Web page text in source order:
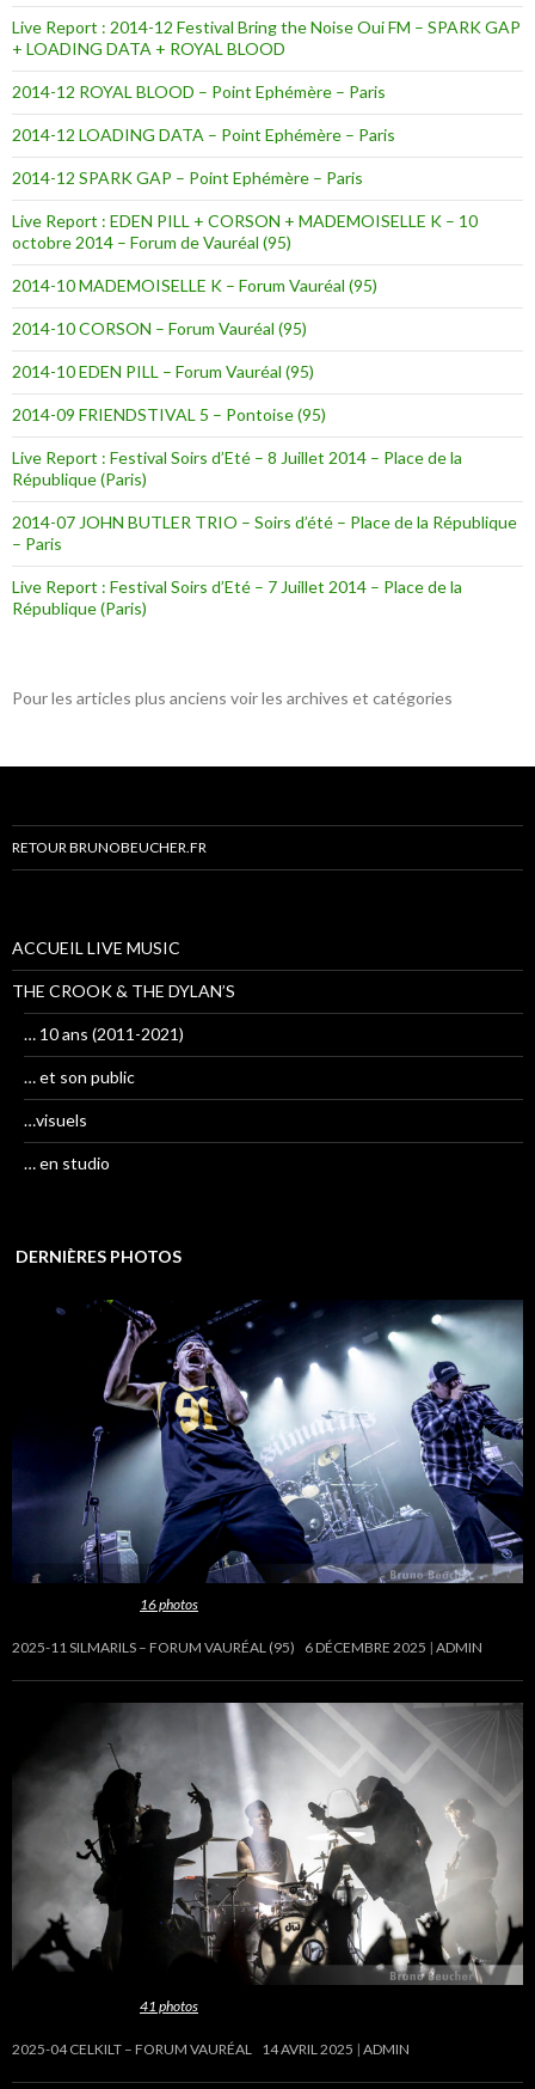
Live Report : 2014-12 Festival Bring the Noise Oui FM – SPARK GAP
+ LOADING DATA + ROYAL BLOOD
2014-12 ROYAL BLOOD – Point Ephémère – Paris
2014-12 LOADING DATA – Point Ephémère – Paris
2014-12 SPARK GAP – Point Ephémère – Paris
Live Report : EDEN PILL + CORSON + MADEMOISELLE K – 10
octobre 2014 – Forum de Vauréal (95)
2014-10 MADEMOISELLE K – Forum Vauréal (95)
2014-10 CORSON – Forum Vauréal (95)
2014-10 EDEN PILL – Forum Vauréal (95)
2014-09 FRIENDSTIVAL 5 – Pontoise (95)
Live Report : Festival Soirs d’Eté – 8 Juillet 2014 – Place de la
République (Paris)
2014-07 JOHN BUTLER TRIO – Soirs d’été – Place de la République
– Paris
Live Report : Festival Soirs d’Eté – 7 Juillet 2014 – Place de la
République (Paris)
Pour les articles plus anciens voir les archives et catégories
RETOUR BRUNOBEUCHER.FR
ACCUEIL LIVE MUSIC
THE CROOK & THE DYLAN’S
… 10 ans (2011-2021)
… et son public
…visuels
… en studio
DERNIÈRES PHOTOS
16 photos
2025-11 SILMARILS – FORUM VAURÉAL (95) 6 DÉCEMBRE 2025 ADMIN
41 photos
2025-04 CELKILT – FORUM VAURÉAL 14 AVRIL 2025 ADMIN